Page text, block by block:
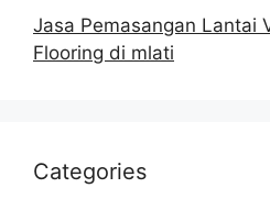
Jasa Pemasangan Lantai
Flooring di mlati
Categories